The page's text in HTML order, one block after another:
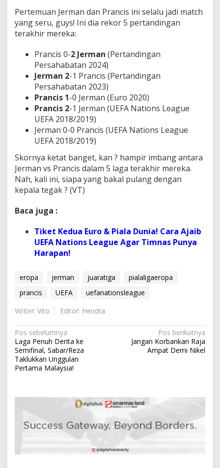
Pertemuan Jerman dan Prancis ini selalu jadi match
yang seru, guys! Ini dia rekor 5 pertandingan
terakhir mereka:
Prancis 0-2 Jerman (Pertandingan
Persahabatan 2024)
Jerman 2-1 Prancis (Pertandingan
Persahabatan 2023)
Prancis 1-0 Jerman (Euro 2020)
Prancis 2-1 Jerman (UEFA Nations League
UEFA 2018/2019)
Jerman 0-0 Prancis (UEFA Nations League
UEFA 2018/2019)
Skornya ketat banget, kan ? hampir imbang antara
Jerman vs Prancis dalam 5 laga terakhir mereka.
Nah, kali ini, siapa yang bakal pulang dengan
kepala tegak ? (VT)
Baca juga :
Tiket Kedua Euro & Piala Dunia! Cara Ajaib
UEFA Nations League Agar Timnas Punya
Harapan!
eropa jerman juaratiga
pialaligaeropa
prancis
UEFA
uefanationsleague
Writer: Vito
Editor: Hendra
N
a
v
o
Pos sebelumnya
Laga Penuh Derita ke
Semifinal, Sabar/Reza
Taklukkan Unggulan
Pertama Malaysia!
Pos berikutnya
Jangan Korbankan Raja
Ampat Demi Nikel